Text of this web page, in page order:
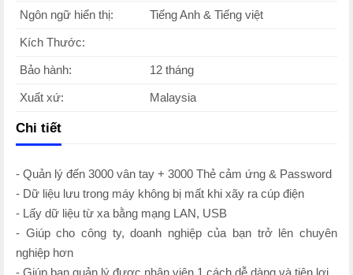
Ngôn ngữ hiển thị: Tiếng Anh & Tiếng việt
Kích Thước:
Bảo hành: 12 tháng
Xuất xứ: Malaysia
Chi tiết
- Quản lý đến 3000 vân tay + 3000 Thẻ cảm ứng & Password
- Dữ liệu lưu trong máy không bị mất khi xãy ra cúp điện
- Lấy dữ liệu từ xa bằng mạng LAN, USB
- Giúp cho công ty, doanh nghiệp của bạn trở lên chuyên
nghiệp hơn
- Giúp bạn quản lý được nhân viên 1 cách dễ dàng và tiện lợi